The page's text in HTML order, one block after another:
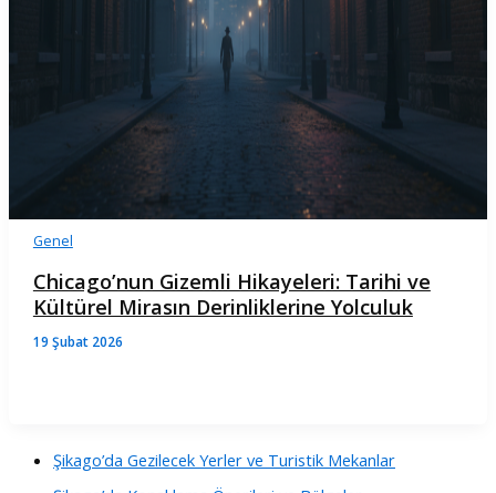
Şikago’da Gezilecek Yerler ve Turistik Mekanlar
Genel
Chicago’nun Gizemli Hikayeleri: Tarihi ve
Kültürel Mirasın Derinliklerine Yolculuk
19 Şubat 2026